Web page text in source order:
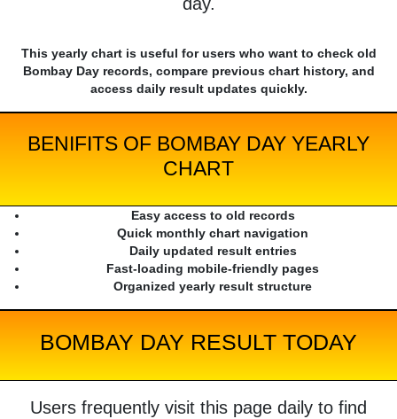
This yearly chart is useful for users who want to check old
Bombay Day records, compare previous chart history, and
access daily result updates quickly.
BENIFITS OF BOMBAY DAY YEARLY
CHART
Easy access to old records
Quick monthly chart navigation
Daily updated result entries
Fast-loading mobile-friendly pages
Organized yearly result structure
BOMBAY DAY RESULT TODAY
Users frequently visit this page daily to find